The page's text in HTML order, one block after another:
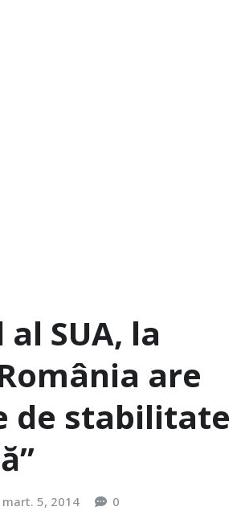
SUA, la
are
de stabilitate
mart. 5, 2014 0